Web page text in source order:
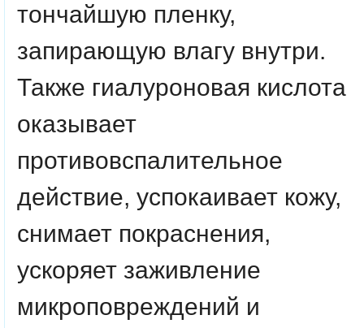
тончайшую пленку,
запирающую влагу внутри.
Также гиалуроновая кислота
оказывает
противовспалительное
действие, успокаивает кожу,
снимает покраснения,
ускоряет заживление
микроповреждений и